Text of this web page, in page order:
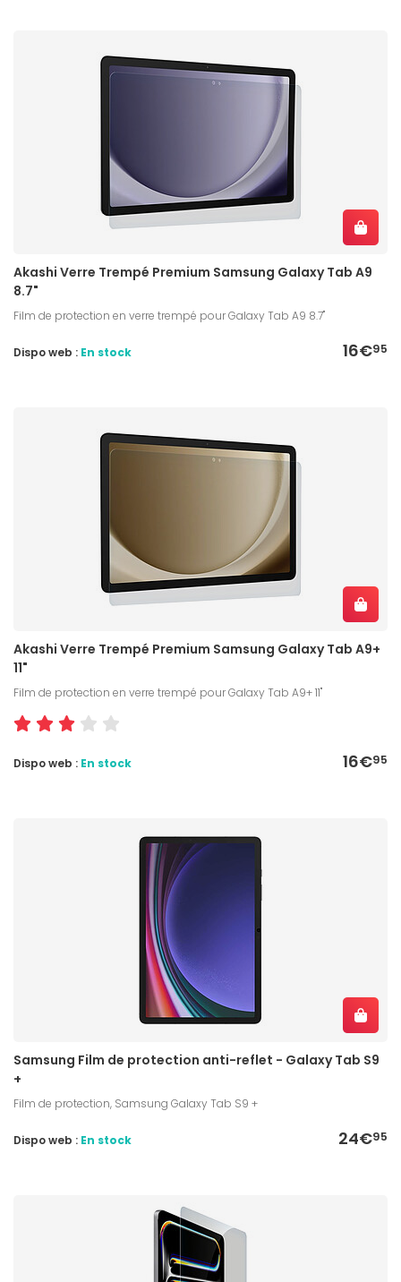
Akashi Verre Trempé Premium Samsung Galaxy Tab A9
8.7"
Film de protection en verre trempé pour Galaxy Tab A9 8.7"
16€95
Dispo web : En stock
Akashi Verre Trempé Premium Samsung Galaxy Tab A9+
11"
Film de protection en verre trempé pour Galaxy Tab A9+ 11"
16€95
Dispo web : En stock
Samsung Film de protection anti-reflet - Galaxy Tab S9
+
Film de protection, Samsung Galaxy Tab S9 +
24€95
Dispo web : En stock